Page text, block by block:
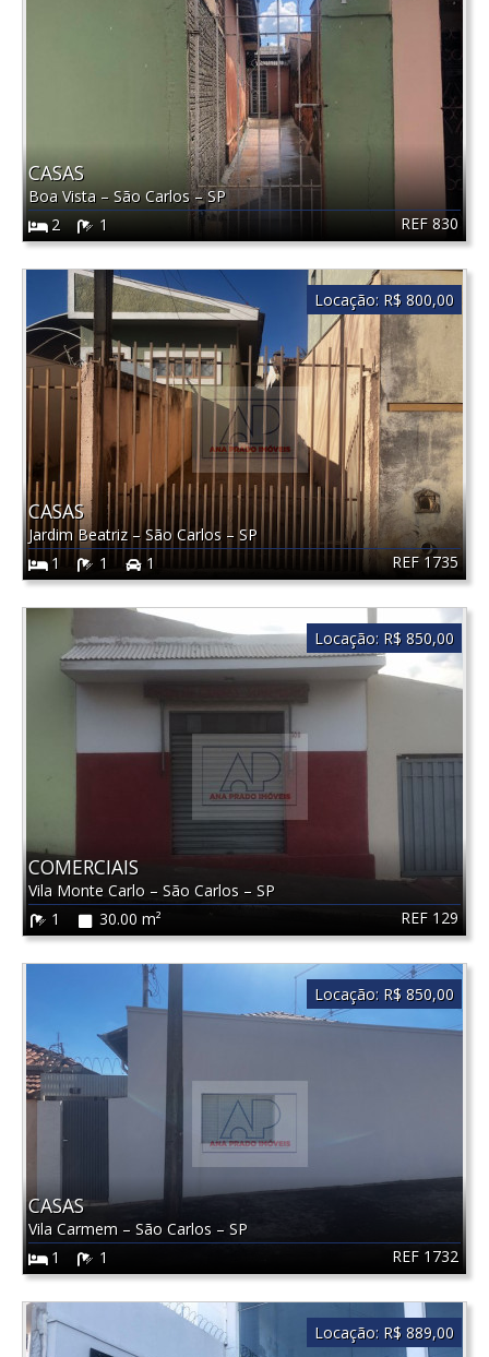
REF 830
CASAS
Boa Vista – São Carlos–SP
2
1
REF 1735
CASAS
Jardim Beatriz –São Carlos – SP
1
1 1
Locação: R$ 800,00
REF 129
COMERCIAIS
Vila Monte Carlo – São Carlos – SP
1
30.00 m²
Locação: R$ 850,00
REF 1732
CASAS
Vila Carmem – São Carlos – SP
1
1
Locação: R$ 850,00
Locação: R$ 889,00